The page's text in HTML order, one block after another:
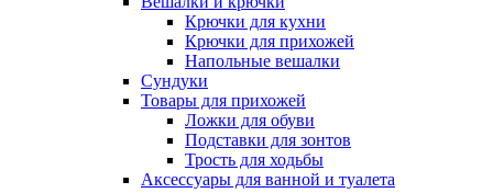
Крючки для кухни
Крючки для прихожей
Напольные вешалки
Сундуки
Товары для прихожей
Ложки для обуви
Подставки для зонтов
Трость для ходьбы
Аксессуары для ванной и туалета